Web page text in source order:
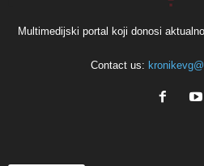
Multimedijski portal koji donosi
Contact us: